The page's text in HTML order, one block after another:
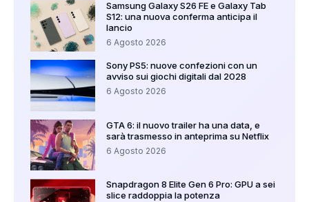
Samsung Galaxy S26 FE e Galaxy Tab
S12: una nuova conferma anticipa il
lancio
6 Agosto 2026
Sony PS5: nuove confezioni con un
avviso sui giochi digitali dal 2028
6 Agosto 2026
GTA 6: il nuovo trailer ha una data, e
sarà trasmesso in anteprima su Netflix
6 Agosto 2026
Snapdragon 8 Elite Gen 6 Pro: GPU a sei
slice raddoppia la potenza